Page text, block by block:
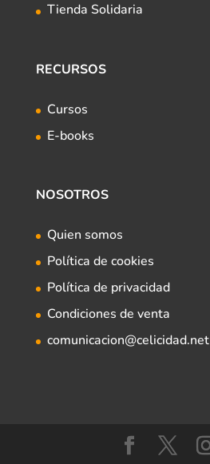
Tienda Solidaria
RECURSOS
Cursos
E-books
NOSOTROS
Quien somos
Política de cookies
Política de privacidad
Condiciones de venta
comunicacion@celicidad.net